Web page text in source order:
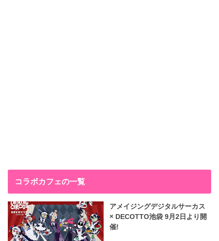
コラボカフェの一覧
アメイジングデジタルサーカス
× DECOTTO池袋 9月2日より開
催!